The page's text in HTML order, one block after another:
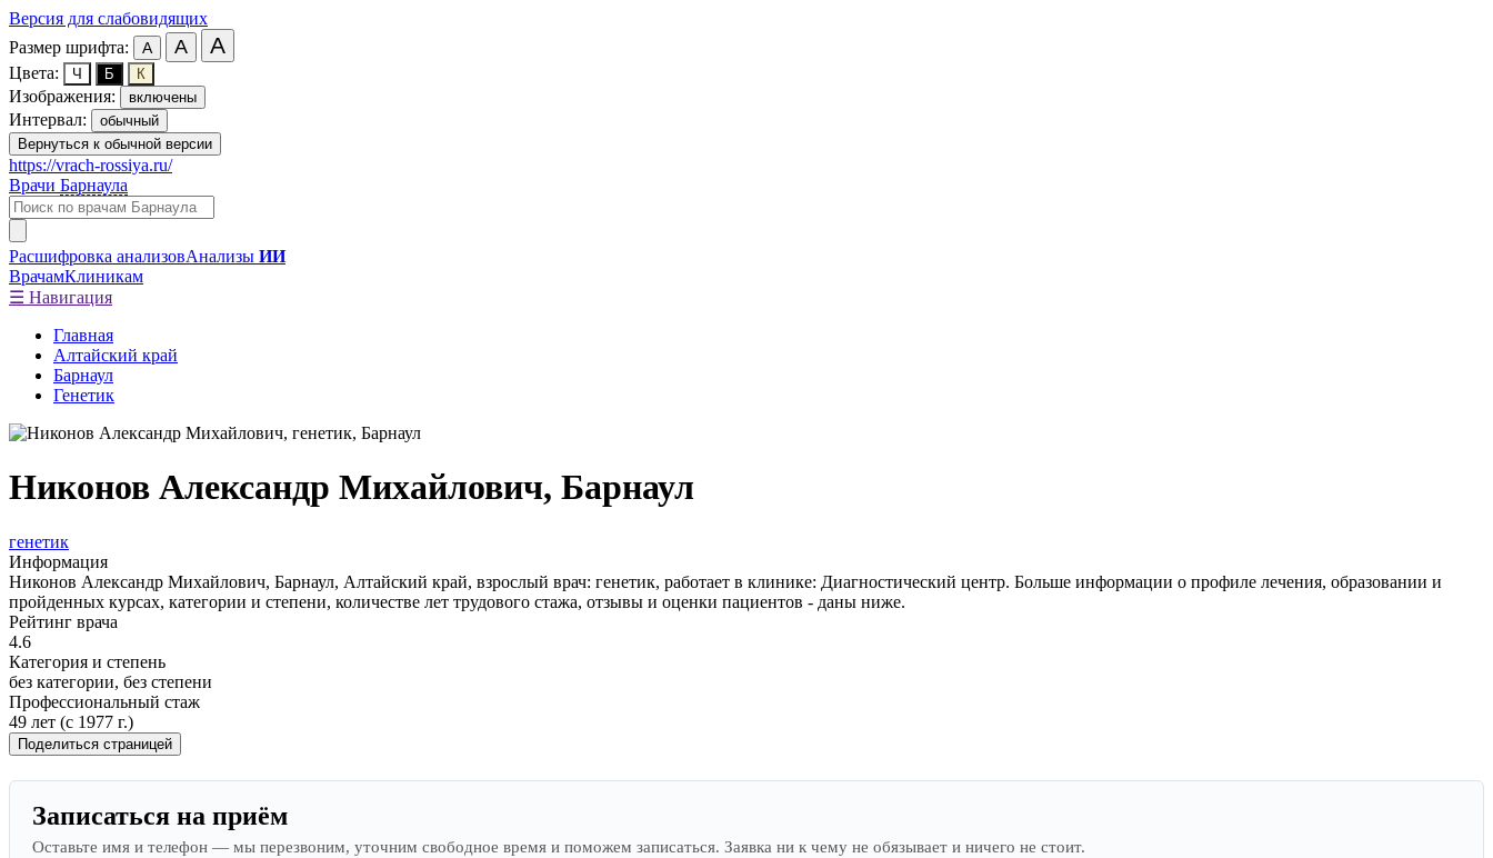
Версия для слабовидящих
Размер шрифта:
А А А
Цвета: Ч Б К
Изображения: включены
Интервал:
обычный
Вернуться к обычной версии
https://vrach-rossiya.ru/
Врачи Барнаула
Расшифровка анализовАнализы ИИ
ВрачамКлиникам
☰ Навигация
Главная
Алтайский край
Барнаул
Генетик
Никонов Александр Михайлович, Барнаул
генетик
Информация
Никонов Александр Михайлович, Барнаул, Алтайский край, взрослый врач: генетик, работает в клинике: Диагностический центр. Больше информации о профиле лечения, образовании и
пройденных курсах, категории и степени, количестве лет трудового стажа, отзывы и оценки пациентов - даны ниже.
Рейтинг врача
4.6
Категория и степень
без категории, без степени
Профессиональный стаж
49 лет (с 1977 г.)
Поделиться страницей
Записаться на приём
Оставьте имя и телефон — мы перезвоним, уточним свободное время и поможем записаться. Заявка ни к чему не обязывает и ничего не стоит.